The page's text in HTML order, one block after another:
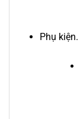
Phụ kiện.